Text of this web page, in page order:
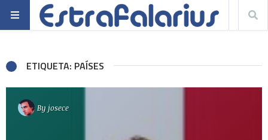
ETIQUETA: PAÍSES
By josece